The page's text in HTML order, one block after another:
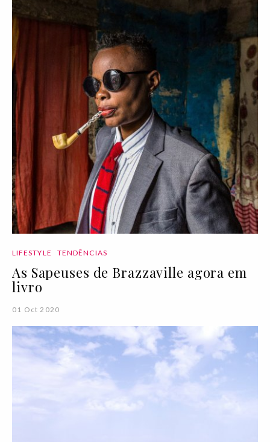
LIFESTYLE TENDÊNCIAS
As Sapeuses de Brazzaville agora em
livro
01 Oct 2020